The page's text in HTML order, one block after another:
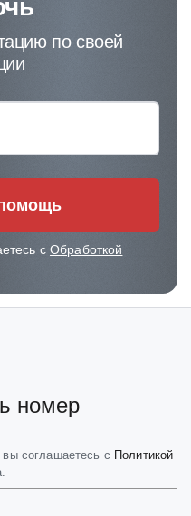
по своей
сОбработкой
номер
соглашаетесь с Политикой